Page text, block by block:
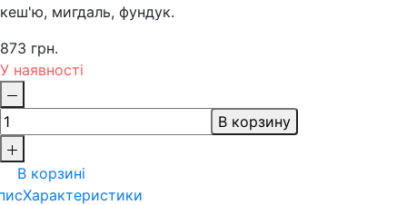
кеш'ю, мигдаль, фундук.
873 грн.
У наявності
В корзину
В корзині
Характеристики